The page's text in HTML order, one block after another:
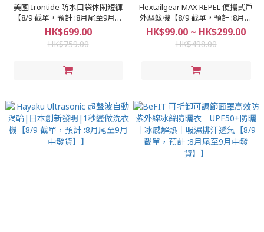
美國 Irontide 防水口袋休閑短褲
【8/9 截單，預計 :8月尾至9月中
發貨】】
HK$699.00
HK$759.00
Flextailgear MAX REPEL 便攜式戶
外驅蚊機【8/9 截單，預計 :8月尾
至9月中發貨】】
HK$99.00 ~ HK$299.00
HK$498.00